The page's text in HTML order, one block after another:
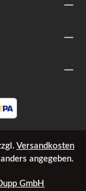
Versandkosten
angegeben.
GmbH